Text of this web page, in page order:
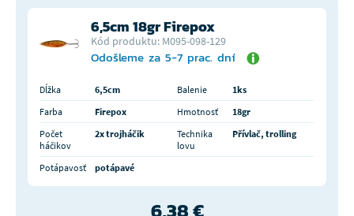
6,5cm 18gr Firepox
Kód produktu: M095-098-129
Odošleme za 5-7 prac. dní
Dĺžka 6,5cm Balenie
1ks
Farba
Firepox Hmotnosť
18gr
Počet
háčikov
2x trojháčik
Technika
lovu
Přívlač, trolling
Potápavosť potápavé